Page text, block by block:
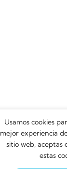
Usamos cookies
mejor experiencia
sitio web, aceptas
estas